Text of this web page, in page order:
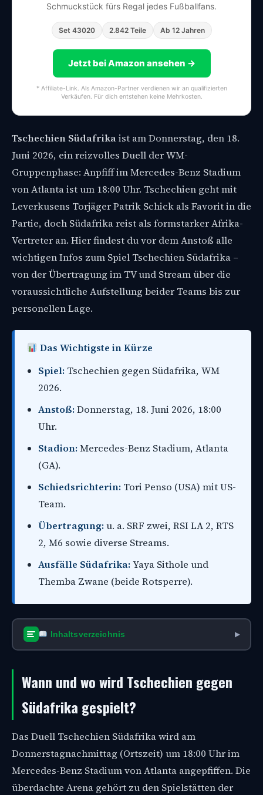
Schmuckstück fürs Regal jedes Fußballfans.
Set 43020 2.842 Teile Ab 12 Jahren
Jetzt bei Amazon ansehen →
* Affiliate-Link. Als Amazon-Partner verdienen wir an qualifizierten
Verkäufen. Für dich entstehen keine Mehrkosten.
Tschechien Südafrikaist am Donnerstag, den 18.
Juni 2026, ein reizvolles Duell der WM-
Gruppenphase: Anpfiff im Mercedes-Benz Stadium
von Atlanta ist um 18:00 Uhr. Tschechien geht mit
Leverkusens Torjäger Patrik Schick als Favorit in die
Partie, doch Südafrika reist als formstarker Afrika-
Vertreter an. Hier findest du vor dem Anstoß alle
wichtigen Infos zum Spiel Tschechien Südafrika –
von der Übertragung im TV und Stream über die
voraussichtliche Aufstellung beider Teams bis zur
personellen Lage.
Das Wichtigste in Kürze
Spiel: Tschechien gegen Südafrika, WM
2026.
Anstoß:Donnerstag, 18. Juni 2026, 18:00
Uhr.
Stadion:Mercedes-Benz Stadium, Atlanta
(GA).
Schiedsrichterin: Tori Penso (USA) mit US-
Team.
Übertragung:u. a. SRF zwei, RSI LA 2, RTS
2, M6 sowie diverse Streams.
Ausfälle Südafrika:Yaya Sithole und
Themba Zwane (beide Rotsperre).
Inhaltsverzeichnis ▶
Wann und wo wird Tschechien gegen
Südafrika gespielt?
Das Duell Tschechien Südafrika wird am
Donnerstagnachmittag (Ortszeit) um 18:00 Uhr im
Mercedes-Benz Stadium von Atlanta angepfiffen. Die
überdachte Arena gehört zu den Spielstätten der